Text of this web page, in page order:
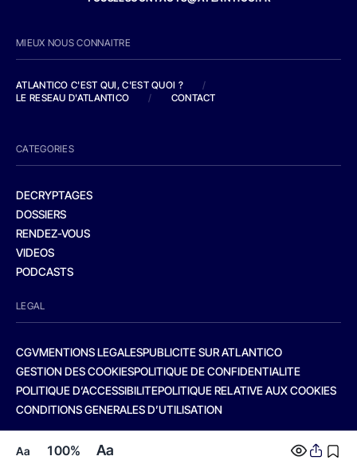
Aa 100% Aa
MIEUX NOUS CONNAITRE
ATLANTICO C'EST QUI, C'EST QUOI ?
/
LE RESEAU D'ATLANTICO
/ CONTACT
CATEGORIES
DECRYPTAGES
DOSSIERS
RENDEZ-VOUS
VIDEOS
PODCASTS
LEGAL
CGVMENTIONS LEGALESPUBLICITE SUR ATLANTICO
GESTION DES COOKIESPOLITIQUE DE CONFIDENTIALITE
POLITIQUE D’ACCESSIBILITEPOLITIQUE RELATIVE AUX COOKIES
CONDITIONS GENERALES D’UTILISATION